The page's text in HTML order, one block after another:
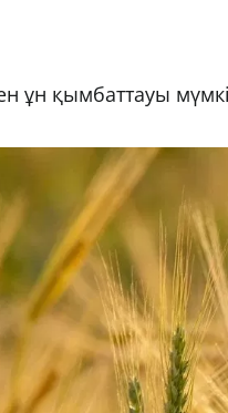
ұн қымбаттауы